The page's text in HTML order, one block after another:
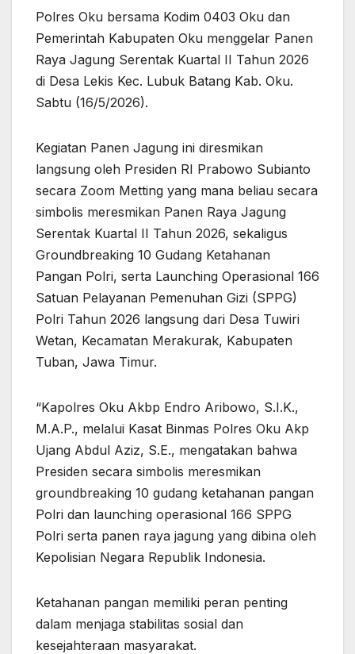
Polres Oku bersama Kodim 0403 Oku dan
Pemerintah Kabupaten Oku menggelar Panen
Raya Jagung Serentak Kuartal II Tahun 2026
di Desa Lekis Kec. Lubuk Batang Kab. Oku.
Sabtu (16/5/2026).
Kegiatan Panen Jagung ini diresmikan
langsung oleh Presiden RI Prabowo Subianto
secara Zoom Metting yang mana beliau secara
simbolis meresmikan Panen Raya Jagung
Serentak Kuartal II Tahun 2026, sekaligus
Groundbreaking 10 Gudang Ketahanan
Pangan Polri, serta Launching Operasional 166
Satuan Pelayanan Pemenuhan Gizi (SPPG)
Polri Tahun 2026 langsung dari Desa Tuwiri
Wetan, Kecamatan Merakurak, Kabupaten
Tuban, Jawa Timur.
“Kapolres Oku Akbp Endro Aribowo, S.I.K.,
M.A.P., melalui Kasat Binmas Polres Oku Akp
Ujang Abdul Aziz, S.E., mengatakan bahwa
Presiden secara simbolis meresmikan
groundbreaking 10 gudang ketahanan pangan
Polri dan launching operasional 166 SPPG
Polri serta panen raya jagung yang dibina oleh
Kepolisian Negara Republik Indonesia.
Ketahanan pangan memiliki peran penting
dalam menjaga stabilitas sosial dan
kesejahteraan masyarakat.